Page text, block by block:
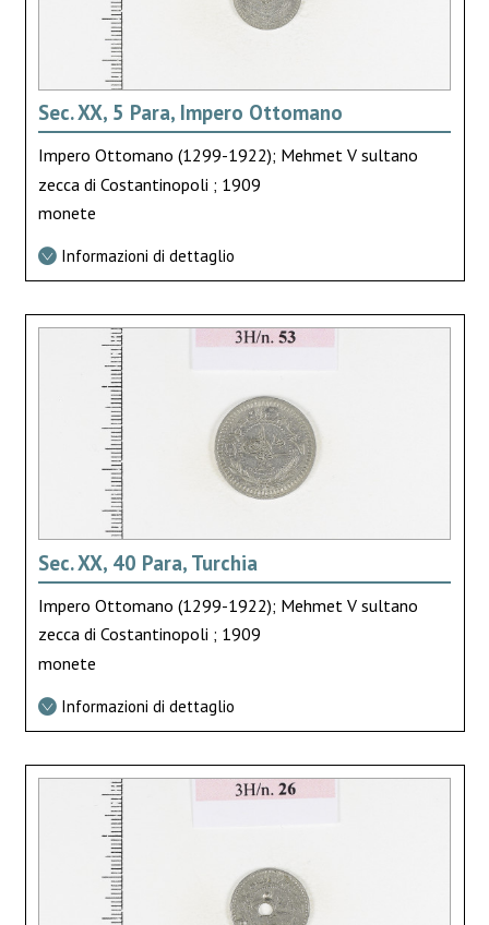
Sec. XX, 5 Para, Impero Ottomano
Impero Ottomano (1299-1922); Mehmet V sultano
zecca di Costantinopoli ; 1909
monete
Informazioni di dettaglio
Sec. XX, 40 Para, Turchia
Impero Ottomano (1299-1922); Mehmet V sultano
zecca di Costantinopoli ; 1909
monete
Informazioni di dettaglio